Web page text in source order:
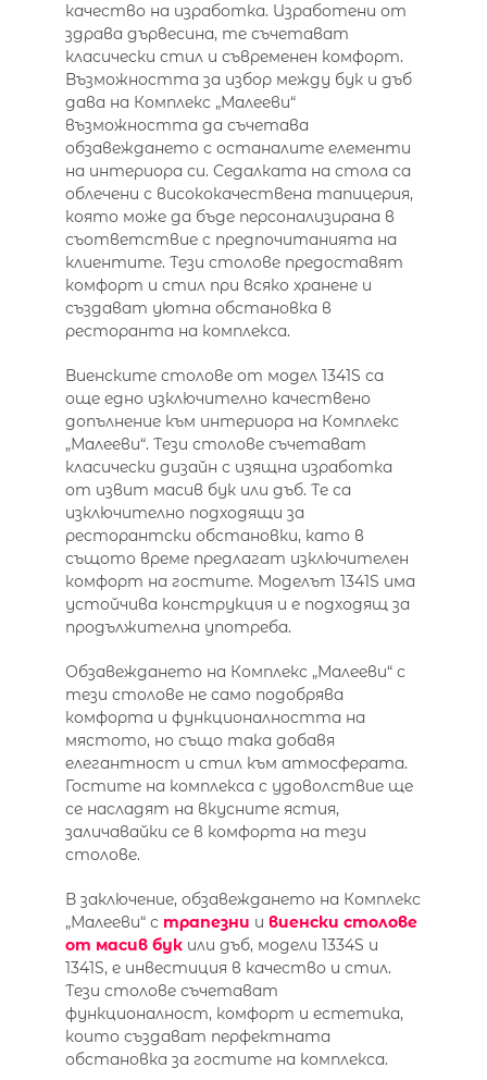
качество на изработка. Изработени от
здрава дървесина, те съчетават
класически стил и съвременен комфорт.
Възможността за избор между бук и дъб
дава на Комплекс „Малееви“
възможността да съчетава
обзавеждането с останалите елементи
на интериора си. Седалката на стола са
облечени с висококачествена тапицерия,
която може да бъде персонализирана в
съответствие с предпочитанията на
клиентите. Тези столове предоставят
комфорт и стил при всяко хранене и
създават уютна обстановка в
ресторанта на комплекса.
Виенските столове от модел 1341S са
още едно изключително качествено
допълнение към интериора на Комплекс
„Малееви“. Тези столове съчетават
класически дизайн с изящна изработка
от извит масив бук или дъб. Те са
изключително подходящи за
ресторантски обстановки, като в
същото време предлагат изключителен
комфорт на гостите. Моделът 1341S има
устойчива конструкция и е подходящ за
продължителна употреба.
Обзавеждането на Комплекс „Малееви“ с
тези столове не само подобрява
комфорта и функционалността на
мястото, но също така добавя
елегантност и стил към атмосферата.
Гостите на комплекса с удоволствие ще
се насладят на вкусните ястия,
заличавайки се в комфорта на тези
столове.
В заключение, обзавеждането на Комплекс
„Малееви“ с трапезни и виенски столове
от масив бук или дъб, модели 1334S и
1341S, е инвестиция в качество и стил.
Тези столове съчетават
функционалност, комфорт и естетика,
които създават перфектната
обстановка за гостите на комплекса.